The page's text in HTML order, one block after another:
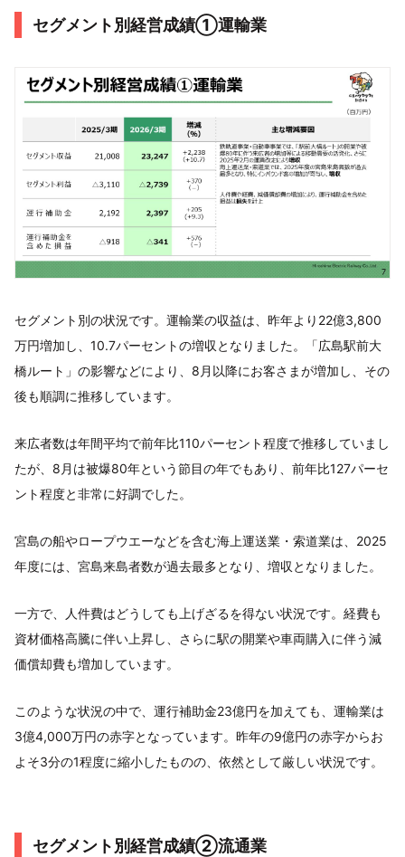
セグメント別経営成績①運輸業
セグメント別の状況です。運輸業の収益は、昨年より22億3,800
万円増加し、10.7パーセントの増収となりました。「広島駅前大
橋ルート」の影響などにより、8月以降にお客さまが増加し、その
後も順調に推移しています。
来広者数は年間平均で前年比110パーセント程度で推移していまし
たが、8月は被爆80年という節目の年でもあり、前年比127パーセ
ント程度と非常に好調でした。
宮島の船やロープウエーなどを含む海上運送業・索道業は、2025
年度には、宮島来島者数が過去最多となり、増収となりました。
一方で、人件費はどうしても上げざるを得ない状況です。経費も
資材価格高騰に伴い上昇し、さらに駅の開業や車両購入に伴う減
価償却費も増加しています。
このような状況の中で、運行補助金23億円を加えても、運輸業は
3億4,000万円の赤字となっています。昨年の9億円の赤字からお
よそ3分の1程度に縮小したものの、依然として厳しい状況です。
セグメント別経営成績②流通業